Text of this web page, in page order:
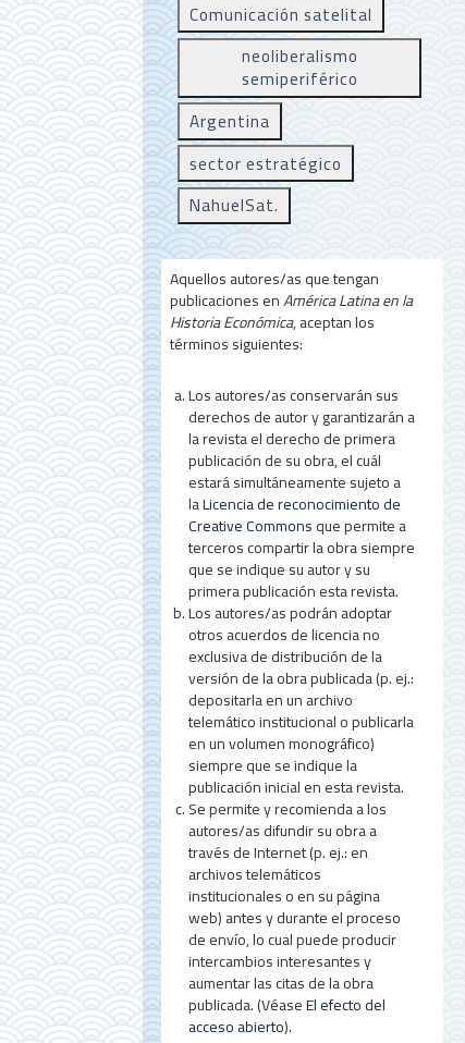
a
t
e
r
a
l
d
e
l
a
r
t
í
c
u
l
o
Comunicación satelital
neoliberalismo
semiperiférico
Argentina
sector estratégico
NahuelSat.
Aquellos autores/as que tengan
publicaciones enAmérica Latina en la
Historia Económica, aceptan los
términos siguientes:
Los autores/as conservarán sus
derechos de autor y garantizarán a
la revista el derecho de primera
publicación de su obra, el cuál
estará simultáneamente sujeto a
laLicencia de reconocimiento de
Creative Commonsque permite a
terceros compartir la obra siempre
que se indique su autor y su
primera publicación esta revista.
Los autores/as podrán adoptar
otros acuerdos de licencia no
exclusiva de distribución de la
versión de la obra publicada (p. ej.:
depositarla en un archivo
telemático institucional o publicarla
en un volumen monográfico)
siempre que se indique la
publicación inicial en esta revista.
Se permite y recomienda a los
autores/as difundir su obra a
través de Internet (p. ej.: en
archivos telemáticos
institucionales o en su página
web) antes y durante el proceso
de envío, lo cual puede producir
intercambios interesantes y
aumentar las citas de la obra
publicada. (VéaseEl efecto del
acceso abierto).